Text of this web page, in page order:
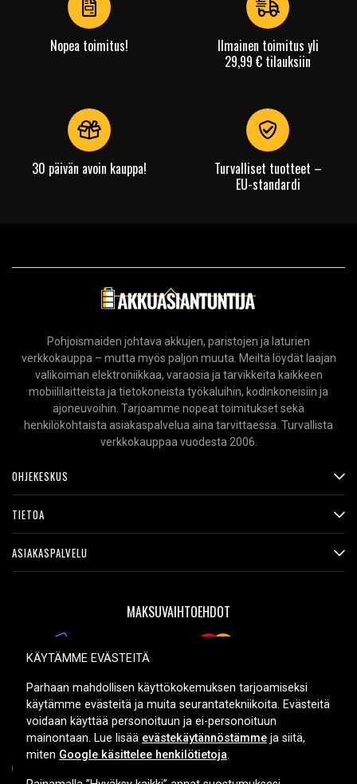
Nopea toimitus!
Ilmainen toimitus yli
29,99 € tilauksiin
30 päivän avoin kauppa!
Turvalliset tuotteet –
EU-standardi
Pohjoismaiden johtava akkujen, paristojen ja laturien
verkkokauppa – mutta myös paljon muuta. Meiltä löydät laajan
valikoiman elektroniikkaa, varaosia ja tarvikkeita kaikkeen
mobiililaitteista ja tietokoneista työkaluihin, kodinkoneisiin ja
ajoneuvoihin. Tarjoamme nopeat toimitukset sekä
henkilökohtaista asiakaspalvelua aina tarvittaessa. Turvallista
verkkokauppaa vuodesta 2006.
OHJEKESKUS
TIETOA
ASIAKASPALVELU
MAKSUVAIHTOEHDOT
TOIMITUSVAIHTOEHDOT
KÄYTÄMME EVÄSTEITÄ
Parhaan mahdollisen käyttökokemuksen tarjoamiseksi
käytämme evästeitä ja muita seurantatekniikoita. Evästeitä
voidaan käyttää personoituun ja ei-personoituun
mainontaan. Lue lisää evästekäytännöstämme ja siitä,
miten Google käsittelee henkilötietoja.